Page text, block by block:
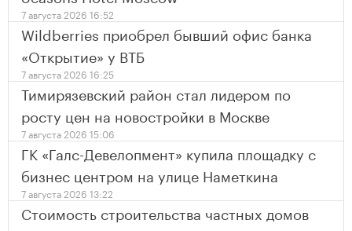
7 августа 2026 16:52
Wildberries приобрел бывший офис банка
«Открытие» у ВТБ
7 августа 2026 16:25
Тимирязевский район стал лидером по
росту цен на новостройки в Москве
7 августа 2026 15:06
ГК «Галс-Девелопмент» купила площадку с
бизнес центром на улице Наметкина
7 августа 2026 13:22
Стоимость строительства частных домов